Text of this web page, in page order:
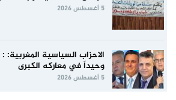
5 أغسطس 2026
الاحزاب السياسية
وحيداً في معاركه الكبرى
5 أغسطس 2026